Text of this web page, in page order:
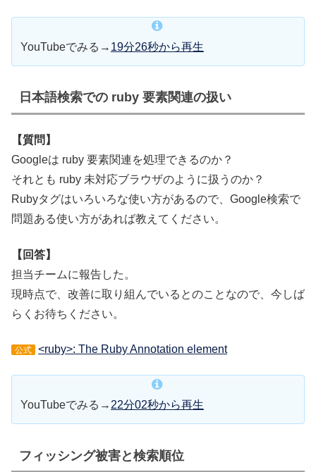
YouTubeでみる→ 19分26秒から再生
日本語検索での ruby 要素関連の扱い
【質問】
Googleは ruby 要素関連を処理できるのか？
それとも ruby 未対応ブラウザのように扱うのか？
Rubyタグはいろいろな使い方があるので、Google検索で
問題ある使い方があれば教えてください。
【回答】
担当チームに報告した。
現時点で、改善に取り組んでいるとのことなので、今しば
らくお待ちください。
公式 <ruby>: The Ruby Annotation element
YouTubeでみる→22分02秒から再生
フィッシング被害と検索順位